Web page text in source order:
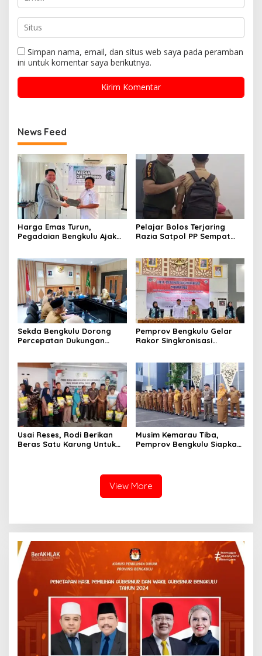
Simpan nama, email, dan situs web saya pada peramban
ini untuk komentar saya berikutnya.
News Feed
Harga Emas Turun,
Pegadaian Bengkulu Ajak
Pelajar Bolos Terjaring
Razia Satpol PP Sempat
Sekda Bengkulu Dorong
Percepatan Dukungan
Regional
Pemprov Bengkulu Gelar
Rakor Singkronisasi
Usai Reses, Rodi Berikan
Beras Satu Karung Untuk
Musim Kemarau Tiba,
Pemprov Bengkulu Siapkan
View More